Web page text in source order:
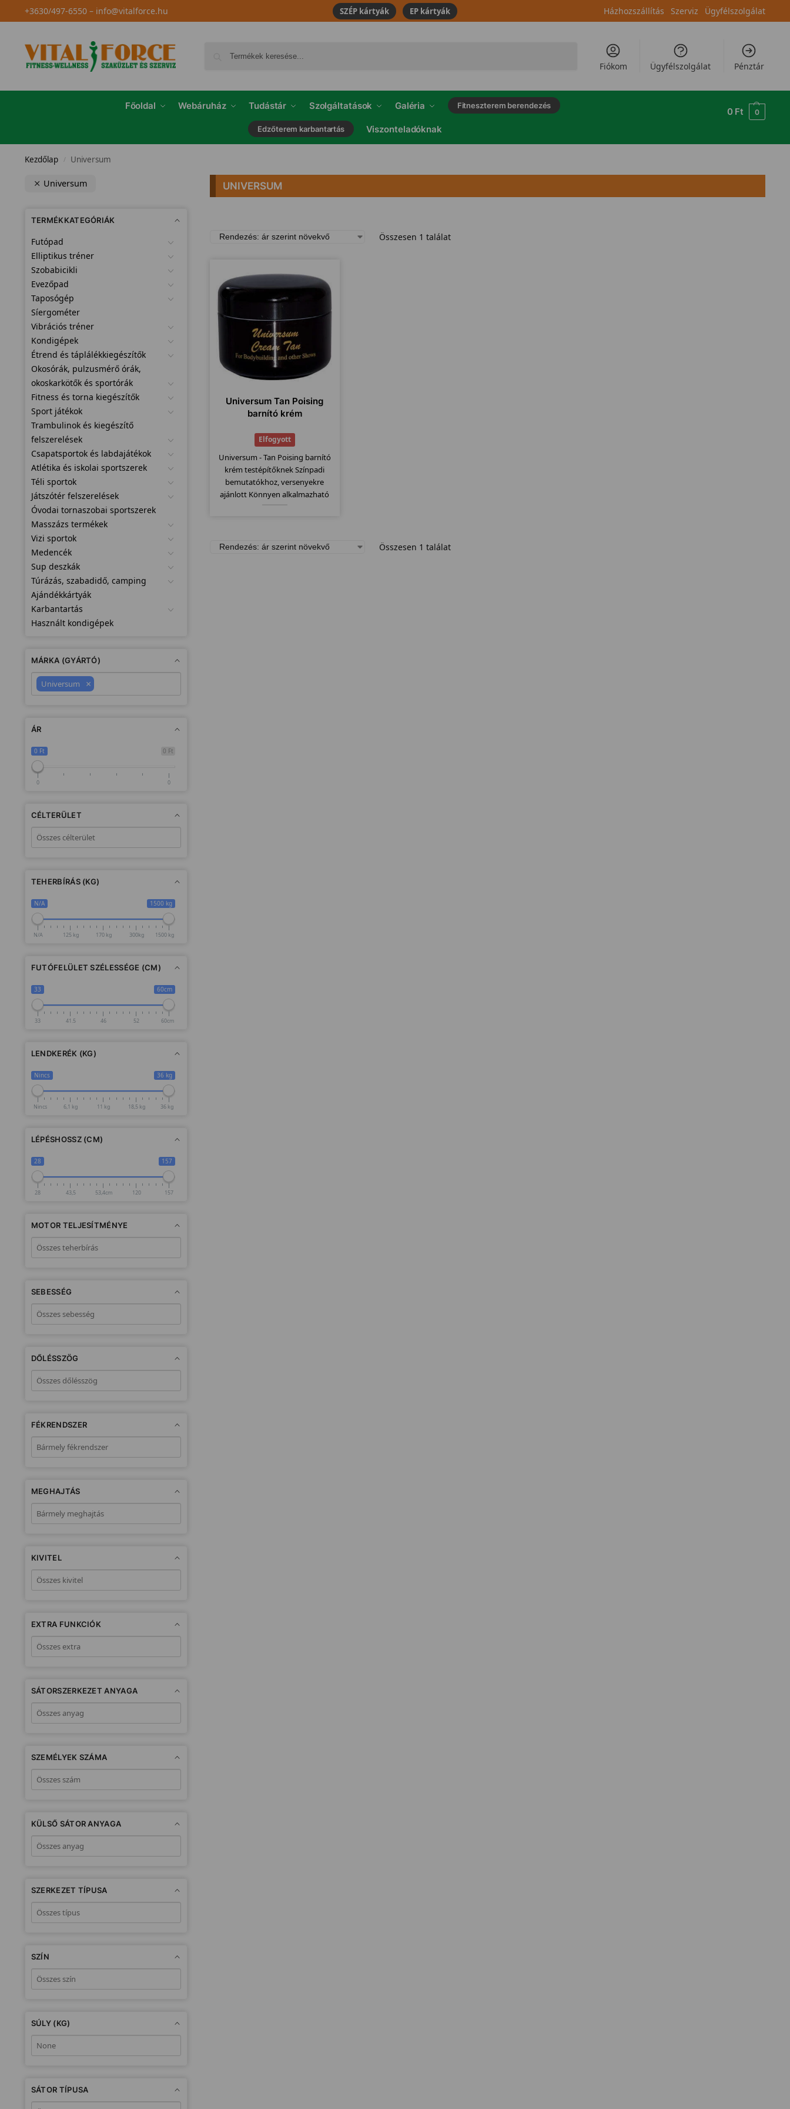
+3630/497-6550– info@vitalforce.hu SZÉP kártyák EP kártyák Házhozszállítás Szerviz Ügyfélszolgálat
Fiókom Ügyfélszolgálat Pénztár
Főoldal Webáruház Tudástár Szolgáltatások Galéria Fitneszterem berendezés
Edzőterem karbantartás Viszonteladóknak
0 Ft 0
Kezdőlap / Universum
UNIVERSUM
Összesen 1 találat
Universum Tan Poising
barnító krém
Elfogyott
Universum - Tan Poising barnító
krém testépítőknek Színpadi
bemutatókhoz, versenyekre
ajánlott Könnyen alkalmazható
Összesen 1 találat
Universum
TERMÉKKATEGÓRIÁK
Futópad
Elliptikus tréner
Szobabicikli
Evezőpad
Taposógép
Síergométer
Vibrációs tréner
Kondigépek
Étrend és táplálékkiegészítők
Okosórák, pulzusmérő órák,
okoskarkötők és sportórák
Fitness és torna kiegészítők
Sport játékok
Trambulinok és kiegészítő
felszerelések
Csapatsportok és labdajátékok
Atlétika és iskolai sportszerek
Téli sportok
Játszótér felszerelések
Óvodai tornaszobai sportszerek
Masszázs termékek
Vizi sportok
Medencék
Sup deszkák
Túrázás, szabadidő, camping
Ajándékkártyák
Karbantartás
Használt kondigépek
MÁRKA (GYÁRTÓ)
Universum ×
ÁR
0 Ft
0 Ft
0 0
CÉLTERÜLET
TEHERBÍRÁS (KG)
N/A 1500 kg
N/A 125 kg 170 kg 300kg 1500 kg
FUTÓFELÜLET SZÉLESSÉGE (CM)
33 60cm
33 41.5 46 52 60cm
LENDKERÉK (KG)
Nincs 36 kg
Nincs 6,1 kg 11 kg 18,5 kg 36 kg
LÉPÉSHOSSZ (CM)
28 157
28 43,5 53,4cm 120 157
MOTOR TELJESÍTMÉNYE
SEBESSÉG
DŐLÉSSZÖG
FÉKRENDSZER
MEGHAJTÁS
KIVITEL
EXTRA FUNKCIÓK
SÁTORSZERKEZET ANYAGA
SZEMÉLYEK SZÁMA
KÜLSŐ SÁTOR ANYAGA
SZERKEZET TÍPUSA
SZÍN
SÚLY (KG)
SÁTOR TÍPUSA